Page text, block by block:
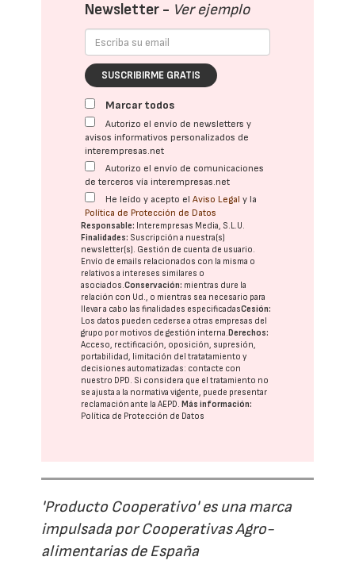
Newsletter - Ver ejemplo
SUSCRIBIRME GRATIS
Marcar todos
Autorizo el envío de newsletters y
avisos informativos personalizados de
interempresas.net
Autorizo el envío de comunicaciones
de terceros vía interempresas.net
He leído y acepto elAviso Legal y la
Política de Protección de Datos
Responsable: Interempresas Media, S.L.U.
Finalidades: Suscripción a nuestra(s)
newsletter(s). Gestión de cuenta de usuario.
Envío de emails relacionados con la misma o
relativos a intereses similares o
asociados.Conservación: mientras dure la
relación con Ud., o mientras sea necesario para
llevar a cabo las finalidades especificadasCesión:
Los datos pueden cederse a otras empresas del
grupo por motivos de gestión interna. Derechos:
Acceso, rectificación, oposición, supresión,
portabilidad, limitación del tratatamiento y
decisiones automatizadas: contacte con
nuestro DPD. Si considera que el tratamiento no
se ajusta a la normativa vigente, puede presentar
reclamación ante laAEPD. Más información:
Política de Protección de Datos
'Producto Cooperativo' es una marca
impulsada por Cooperativas Agro-
alimentarias de España